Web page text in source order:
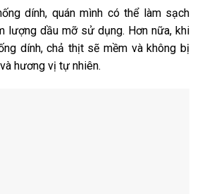
dính, quán mình có thể làm sạch
lượng dầu mỡ sử dụng. Hơn nữa, khi
dính, chả thịt sẽ mềm và không bị
hương vị tự nhiên.